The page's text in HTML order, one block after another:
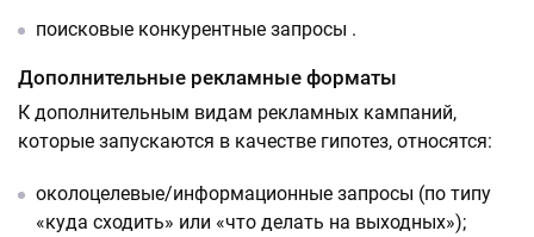
поисковые конкурентные запросы .
Дополнительные рекламные форматы
К дополнительным видам рекламных кампаний,
которые запускаются в качестве гипотез, относятся:
околоцелевые/информационные запросы (по типу
«куда сходить» или «что делать на выходных»);